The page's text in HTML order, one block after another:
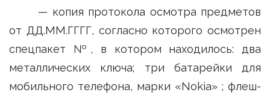
— копия протокола осмотра предметов
от ДД.ММ.ГГГГ, согласно которого осмотрен
спецпакет №, в котором находилось: два
металлических ключа; три батарейки для
мобильного телефона, марки «Nokia» ; флеш-